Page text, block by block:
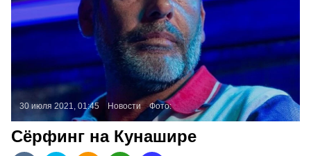
30 июля 2021, 01:45 Новости Фото:
Сёрфинг на Кунашире